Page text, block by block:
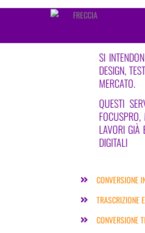
SI
DESIGN,
MERCATO.
QUESTI
LAVORI GIÀ
DIGITALI
CONVERSIONE
TRASCRIZIONE
CONVERSIONE